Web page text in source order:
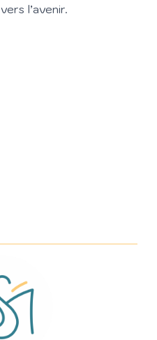
vers l’avenir.